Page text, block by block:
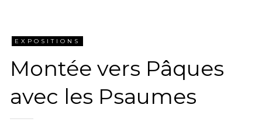
EXPOSITIONS
Montée vers Pâques
avec les Psaumes